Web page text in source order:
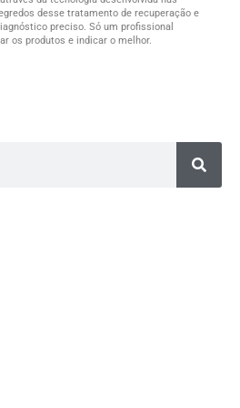
desse tratamento de recuperação e
preciso. Só um profissional
os produtos e indicar o melhor.